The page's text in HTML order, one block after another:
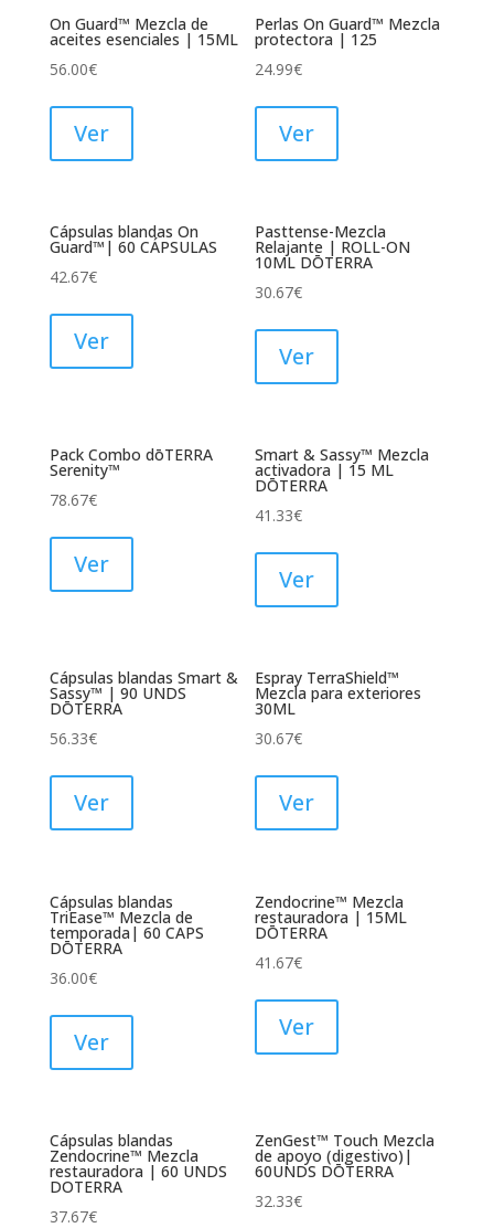
On Guard™ Mezcla de
aceites esenciales | 15ML
56.00€
Ver
Perlas On Guard™ Mezcla
protectora | 125
24.99€
Ver
Cápsulas blandas On
Guard™| 60 CÁPSULAS
42.67€
Ver
Pasttense-Mezcla
Relajante | ROLL-ON
10ML DŌTERRA
30.67€
Ver
Pack Combo dōTERRA
Serenity™
78.67€
Ver
Smart & Sassy™ Mezcla
activadora | 15 ML
DŌTERRA
41.33€
Ver
Cápsulas blandas Smart &
Sassy™ | 90 UNDS
DŌTERRA
56.33€
Ver
Espray TerraShield™
Mezcla para exteriores
30ML
30.67€
Ver
Cápsulas blandas
TriEase™ Mezcla de
temporada| 60 CAPS
DŌTERRA
36.00€
Ver
Zendocrine™ Mezcla
restauradora | 15ML
DŌTERRA
41.67€
Ver
Cápsulas blandas
Zendocrine™ Mezcla
restauradora | 60 UNDS
DOTERRA
37.67€
ZenGest™ Touch Mezcla
de apoyo (digestivo)|
60UNDS DŌTERRA
32.33€